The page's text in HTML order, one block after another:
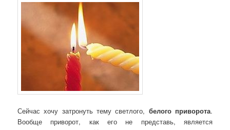
Сейчас хочу затронуть тему светлого, белого приворота.
Вообще приворот, как его не представь, является